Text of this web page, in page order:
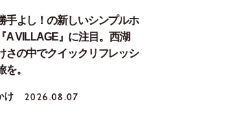
手よし！の新しいシンプルホ
A VILLAGE』に注目。西湖
さの中でクイックリフレッシ
を。
け 2026.08.07